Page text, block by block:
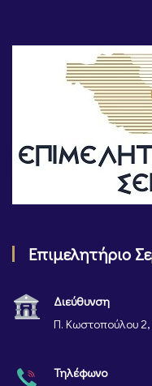
Επιμελητήριο
Διεύθυνση
Π. Κωστοπούλου
Τηλέφωνο